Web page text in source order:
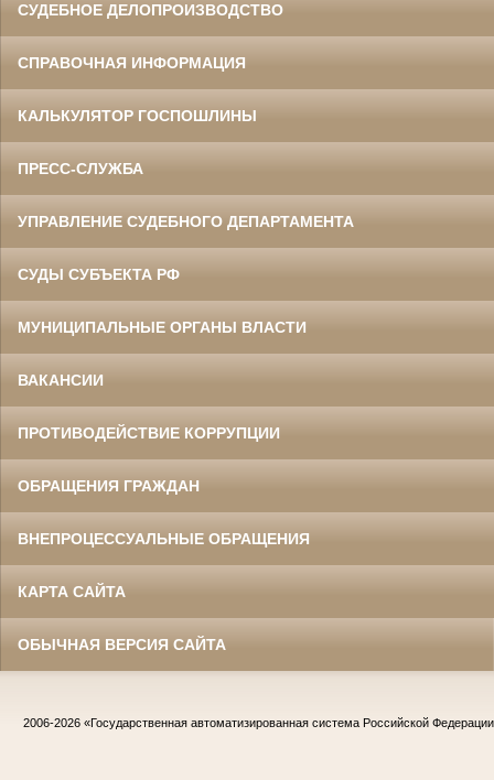
СУДЕБНОЕ ДЕЛОПРОИЗВОДСТВО
СПРАВОЧНАЯ ИНФОРМАЦИЯ
КАЛЬКУЛЯТОР ГОСПОШЛИНЫ
ПРЕСС-СЛУЖБА
УПРАВЛЕНИЕ СУДЕБНОГО ДЕПАРТАМЕНТА
СУДЫ СУБЪЕКТА РФ
МУНИЦИПАЛЬНЫЕ ОРГАНЫ ВЛАСТИ
ВАКАНСИИ
ПРОТИВОДЕЙСТВИЕ КОРРУПЦИИ
ОБРАЩЕНИЯ ГРАЖДАН
ВНЕПРОЦЕССУАЛЬНЫЕ ОБРАЩЕНИЯ
КАРТА САЙТА
ОБЫЧНАЯ ВЕРСИЯ САЙТА
2006-2026 «Государственная автоматизированная система Российской